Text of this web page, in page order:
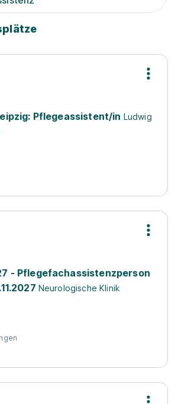
Pflegeassistent/in Ludwig
- Pflegefachassistenzperson
Neurologische Klinik